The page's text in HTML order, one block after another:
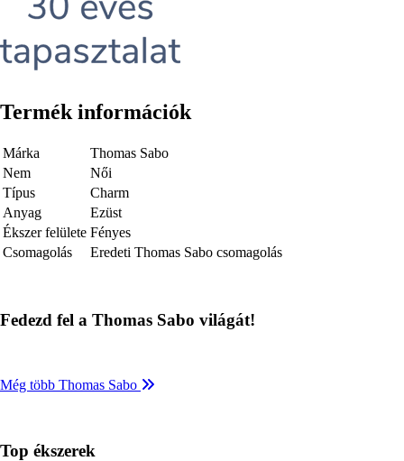
Termék információk
Márka
Thomas Sabo
Nem
Női
Típus
Charm
Anyag
Ezüst
Ékszer felülete Fényes
Csomagolás
Eredeti Thomas Sabo csomagolás
Fedezd fel a Thomas Sabo világát!
Még több Thomas Sabo
Top ékszerek